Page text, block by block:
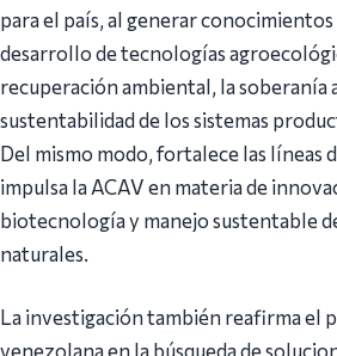
para el país, al generar
desarrollo de tecnologías
recuperación ambiental, la soberanía
sustentabilidad de los sistemas
Del mismo modo, fortalece las líneas
impulsa la ACAV en materia de
biotecnología y manejo sustentable
naturales.
La investigación también reafirma el
venezolana en la búsqueda de